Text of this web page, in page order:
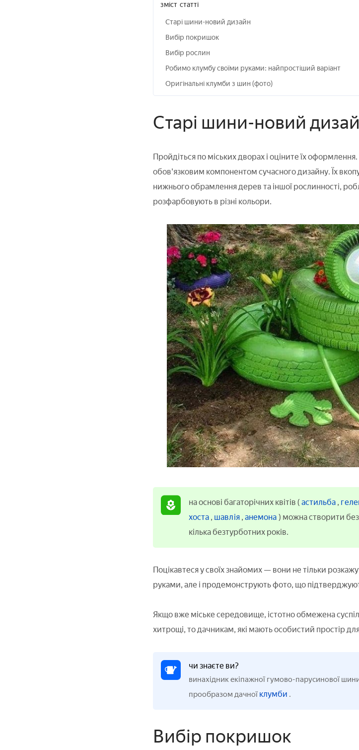
зміст статті
Старі шини-новий дизайн
Вибір покришок
Вибір рослин
Робимо клумбу своїми руками: найпростіший варіант
Оригінальні клумби з шин (фото)
Старі шини-новий
Пройдіться по міських дворах і оціните їх
обов'язковим компонентом сучасного дизайну. Їх
нижнього обрамлення дерев та іншої рослинності,
розфарбовують в різні кольори.
на основі багаторічних квітів ( астильба ,
хоста , шавлія , анемона ) можна створити
кілька безтурботних років.
Поцікавтеся у своїх знайомих — вони не тільки
руками, але і продемонструють фото, що
Якщо вже міське середовище, істотно обмежена
хитрощі, то дачникам, які мають особистий простір для
чи знаєте ви?
винахідник екіпажної гумово-парусинової
прообразом дачної клумби .
Вибір покришок